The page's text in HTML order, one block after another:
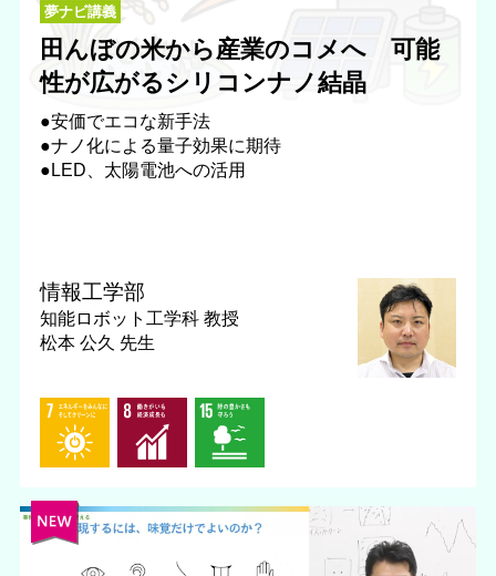
夢ナビ講義
田んぼの米から産業のコメへ 可能
性が広がるシリコンナノ結晶
●安価でエコな新手法
●ナノ化による量子効果に期待
●LED、太陽電池への活用
情報工学部
知能ロボット工学科 教授
松本 公久 先生